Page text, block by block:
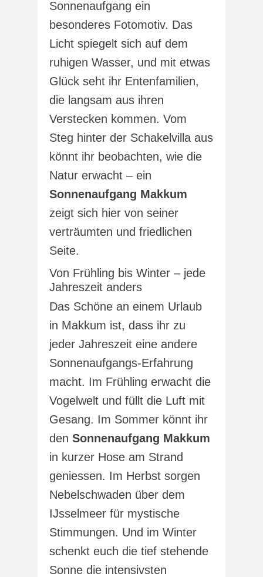
Sonnenaufgang ein
besonderes Fotomotiv. Das
Licht spiegelt sich auf dem
ruhigen Wasser, und mit etwas
Glück seht ihr Entenfamilien,
die langsam aus ihren
Verstecken kommen. Vom
Steg hinter der Schakelvilla aus
könnt ihr beobachten, wie die
Natur erwacht – ein
Sonnenaufgang Makkum
zeigt sich hier von seiner
verträumten und friedlichen
Seite.
Von Frühling bis Winter – jede
Jahreszeit anders
Das Schöne an einem Urlaub
in Makkum ist, dass ihr zu
jeder Jahreszeit eine andere
Sonnenaufgangs-Erfahrung
macht. Im Frühling erwacht die
Vogelwelt und füllt die Luft mit
Gesang. Im Sommer könnt ihr
den Sonnenaufgang Makkum
in kurzer Hose am Strand
geniessen. Im Herbst sorgen
Nebelschwaden über dem
IJsselmeer für mystische
Stimmungen. Und im Winter
schenkt euch die tief stehende
Sonne die intensivsten